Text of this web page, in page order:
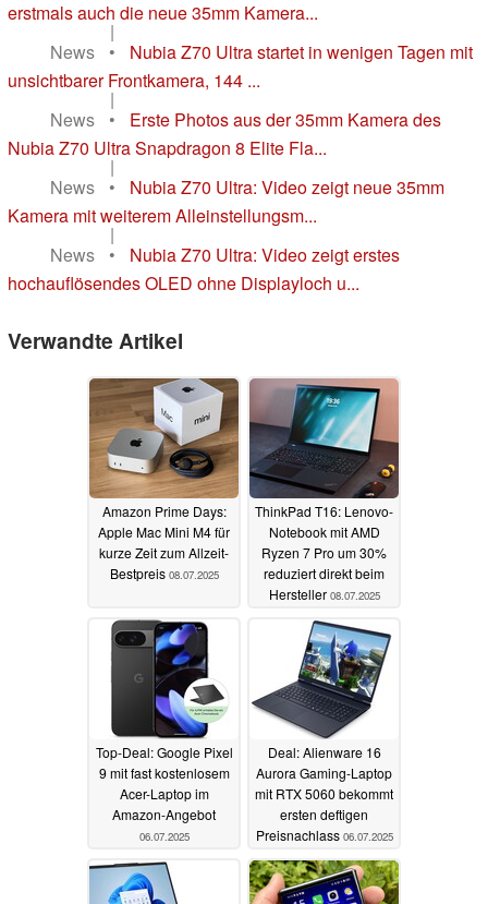
erstmals auch die neue 35mm Kamera...
|
News
•
Nubia Z70 Ultra startet in wenigen Tagen mit
unsichtbarer Frontkamera, 144 ...
|
News
•
Erste Photos aus der 35mm Kamera des
Nubia Z70 Ultra Snapdragon 8 Elite Fla...
|
News
•
Nubia Z70 Ultra: Video zeigt neue 35mm
Kamera mit weiterem Alleinstellungsm...
|
News
•
Nubia Z70 Ultra: Video zeigt erstes
hochauflösendes OLED ohne Displayloch u...
Verwandte Artikel
Amazon Prime Days:
Apple Mac Mini M4 für
kurze Zeit zum Allzeit-
Bestpreis 08.07.2025
ThinkPad T16: Lenovo-
Notebook mit AMD
Ryzen 7 Pro um 30%
reduziert direkt beim
Hersteller 08.07.2025
Top-Deal: Google Pixel
9 mit fast kostenlosem
Acer-Laptop im
Amazon-Angebot
06.07.2025
Deal: Alienware 16
Aurora Gaming-Laptop
mit RTX 5060 bekommt
ersten deftigen
Preisnachlass 06.07.2025